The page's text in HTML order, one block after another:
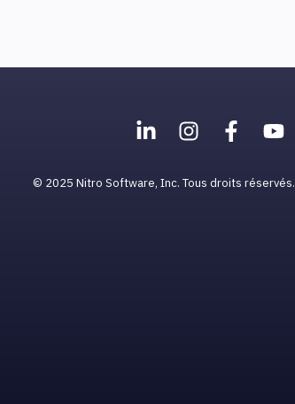
© 2025 Nitro Software, Inc. Tous droits réservés.